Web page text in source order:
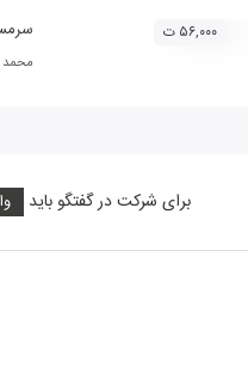
۵۶,۰۰۰ ت
برای شرکت در گفتگو باید